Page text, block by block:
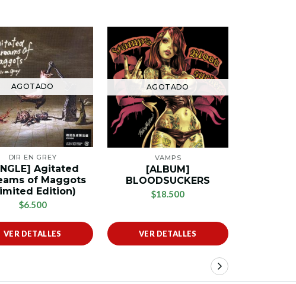
AGOTADO
DIR EN GREY
Agitated
of Maggots
Edition)
$6.500
VER DETALLES
AGOTADO
VAMPS
[ALBUM]
BLOODSUCKERS
$18.500
VER DETALLES